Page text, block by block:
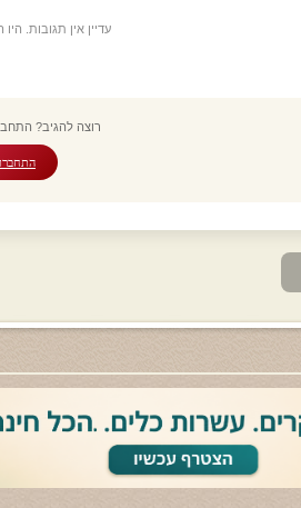
עדיין אין תגובות.
רוצה להגיב?